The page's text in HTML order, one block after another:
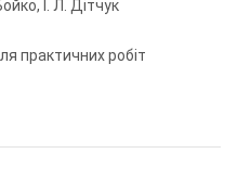
І. Л. Дітчук
практичних робіт